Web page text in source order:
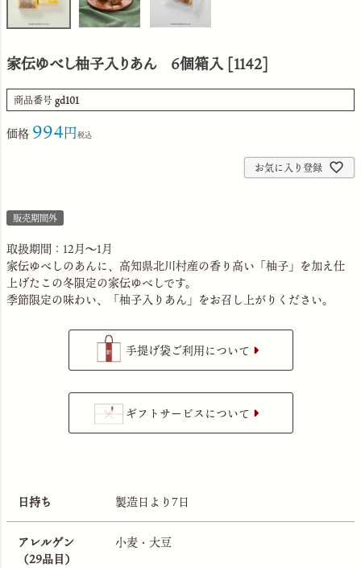
家伝ゆべし柚子入りあん 6個箱入 [1142]
商品番号 gd101
価格 994 税込
お気に入り登録
販売期間外
取扱期間：12月～1月
家伝ゆべしのあんに、高知県北川村産の香り高い「柚子」を加え仕
上げたこの冬限定の家伝ゆべしです。
季節限定の味わい、「柚子入りあん」をお召し上がりください。
手提げ袋ご利用について
ギフトサービスについて
日持ち 製造日より7日
アレルゲン
（29品目）
小麦・大豆